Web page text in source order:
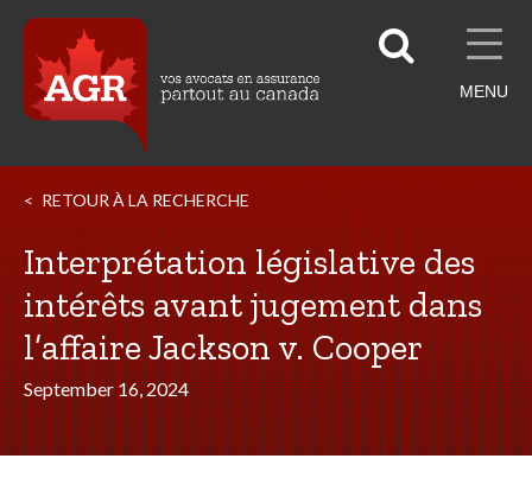
MENU
RETOUR À LA RECHERCHE
Interprétation législative des
intérêts avant jugement dans
l’affaire Jackson v. Cooper
September 16, 2024